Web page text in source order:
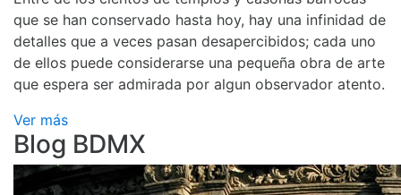
que se han conservado hasta hoy, hay una infinidad de
detalles que a veces pasan desapercibidos; cada uno
de ellos puede considerarse una pequeña obra de arte
que espera ser admirada por algun observador atento.
Ver más
Blog BDMX